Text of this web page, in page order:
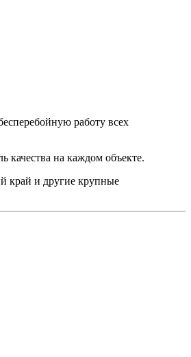
работу всех
качества на каждом объекте.
край и другие крупные